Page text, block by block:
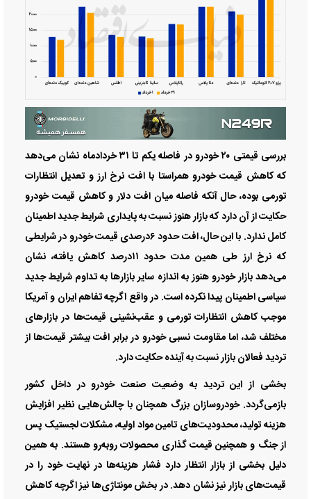
بررسی قیمتی ۲۰ خودرو در فاصله یکم تا ۳۱ خردادماه نشان می‌دهد
که کاهش قیمت خودرو همراستا با افت نرخ ارز و تعدیل انتظارات
تورمی بوده، حال آنکه فاصله میان افت دلار و کاهش قیمت خودرو
حکایت از آن دارد که بازار هنوز نسبت به پایداری شرایط جدید اطمینان
کامل ندارد. با این حال، افت حدود ۶درصدی قیمت خودرو در شرایطی
که نرخ ارز طی همین مدت حدود ۱۱درصد کاهش یافته، نشان
می‌دهد بازار خودرو هنوز به اندازه سایر بازار‌ها به تداوم شرایط جدید
سیاسی اطمینان پیدا نکرده است. در واقع اگرچه تفاهم ایران و آمریکا
موجب کاهش انتظارات تورمی و عقب‌نشینی قیمت‌ها در بازار‌های
مختلف شد، اما مقاومت نسبی خودرو در برابر افت بیشتر قیمت‌ها از
تردید فعالان بازار نسبت به آینده حکایت دارد.
بخشی از این تردید به وضعیت صنعت خودرو در داخل کشور
بازمی‌گردد. خودروسازان بزرگ همچنان با چالش‌هایی نظیر افزایش
هزینه تولید، محدودیت‌های تامین مواد اولیه، مشکلات لجستیک پس
از جنگ و همچنین قیمت گذاری محصولات روبه‌رو هستند. به همین
دلیل بخشی از بازار انتظار دارد فشار هزینه‌ها در نهایت خود را در
قیمت‌های بازار نیز نشان دهد. در بخش مونتاژی‌ها نیز اگرچه کاهش